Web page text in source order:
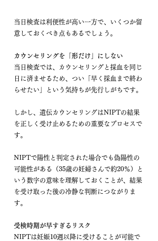
当日検査は利便性が高い一方で、いくつか留
意しておくべき点もあるでしょう。
カウンセリングを「形だけ」にしない
当日検査では、カウンセリングと採血を同じ
日に済ませるため、つい「早く採血まで終わ
らせたい」という気持ちが先行しがちです。
しかし、遺伝カウンセリングはNIPTの結果
を正しく受け止めるための重要なプロセスで
す。
NIPTで陽性と判定された場合でも偽陽性の
可能性がある（35歳の妊婦さんで約20％）と
いう数字の意味を理解しておくことが、結果
を受け取った後の冷静な判断につながりま
す。
受検時期が早すぎるリスク
NIPTは妊娠10週以降に受けることが可能で